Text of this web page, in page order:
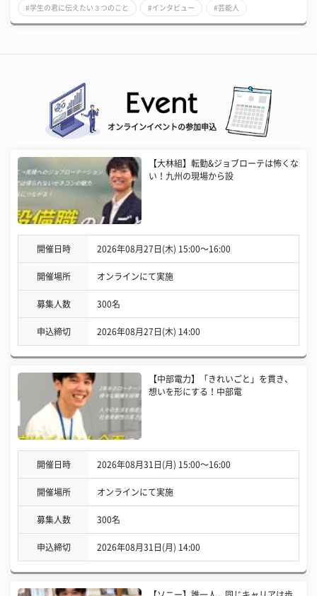
#学生の君に伝えたい３つのこと #インタビュー #芸能人
オンラインイベントの参加申込
【大林組】転勤&ジョブローテは怖くな
い！九州の現場から設
開催日時 2026年08月27日(木) 15:00〜16:00
開催場所 オンラインにて実施
募集人数 300名
申込締切 2026年08月27日(木) 14:00
【中部電力】「きれいごと」を貫き、
想いを形にする！中部電
開催日時 2026年08月31日(月) 15:00〜16:00
開催場所 オンラインにて実施
募集人数 300名
申込締切 2026年08月31日(月) 14:00